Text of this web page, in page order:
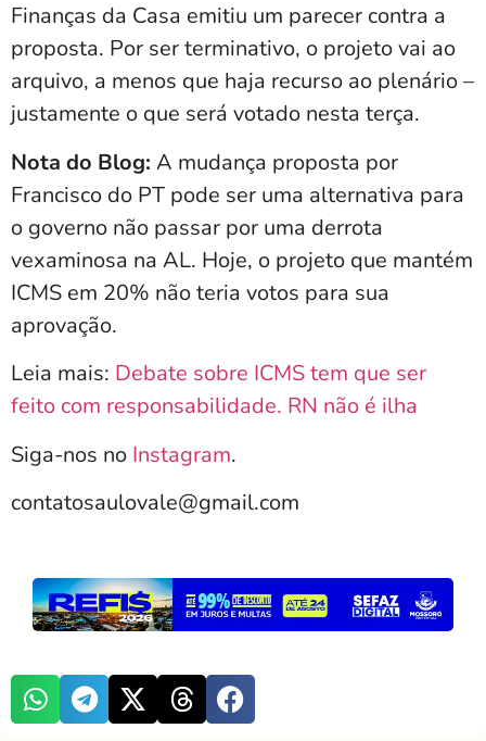
Finanças da Casa emitiu um parecer contra a
proposta. Por ser terminativo, o projeto vai ao
arquivo, a menos que haja recurso ao plenário –
justamente o que será votado nesta terça.
Nota do Blog: A mudança proposta por
Francisco do PT pode ser uma alternativa para
o governo não passar por uma derrota
vexaminosa na AL. Hoje, o projeto que mantém
ICMS em 20% não teria votos para sua
aprovação.
Leia mais: Debate sobre ICMS tem que ser
feito com responsabilidade. RN não é ilha
Siga-nos no Instagram.
contatosaulovale@gmail.com